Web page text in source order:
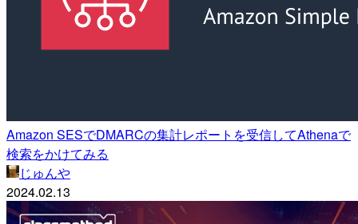
Amazon SESでDMARCの集計レポートを受信してAthenaで
検索をかけてみる
じゅんや
2024.02.13